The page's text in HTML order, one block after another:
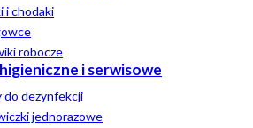
i chodaki
robocze
i serwisowe
do dezynfekcji
jednorazowe